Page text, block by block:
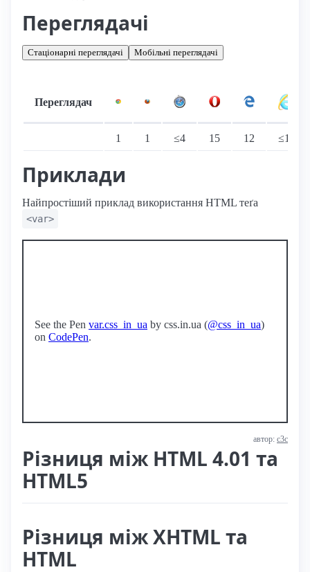
Переглядачі
Стаціонарні переглядачі Мобільні переглядачі
Переглядач
1 1 ≤4 15 12 ≤11
Приклади
Найпростіший приклад використання HTML теґа
<var>
See the Pen var.css_in_ua by css.in.ua (@css_in_ua)
on CodePen.
автор: с3с
Різниця між HTML 4.01 та
HTML5
Різниця між XHTML та
HTML